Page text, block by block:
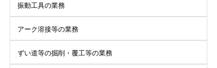
振動工具の業務
アーク溶接等の業務
ずい道等の掘削・覆工等の業務